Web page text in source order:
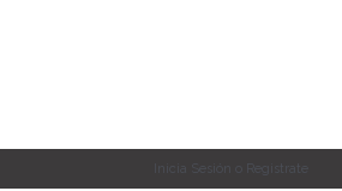
Inicia Sesión o Registrate